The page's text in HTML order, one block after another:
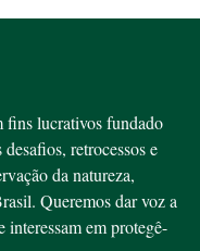
fins lucrativos fundado
retrocessos e
da natureza,
Queremos dar voz a
interessam em protegê-